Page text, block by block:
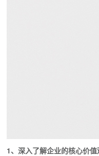
1、深入了解企业的核心价值